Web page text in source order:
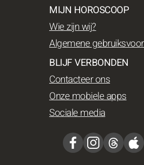
MIJN HOROSCOOP
Wie zijn wij?
Algemene
BLIJF VERBONDEN
Contacteer ons
Onze mobiele apps
Sociale media